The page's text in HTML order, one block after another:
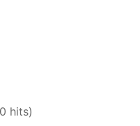
hits)